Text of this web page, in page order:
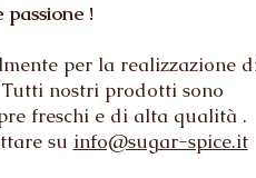
!
per la realizzazione
nostri prodotti sono
freschi e di alta qualità .
su info@sugar-spice.it